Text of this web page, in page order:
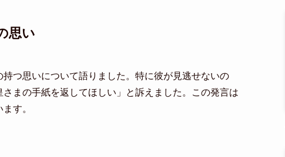
思い
つ思いについて語りました。特に彼が見逃せないの
まの手紙を返してほしい」と訴えました。この発言は
す。